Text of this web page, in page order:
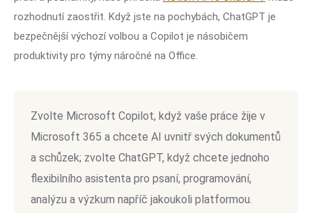
rozhodnutí zaostřit. Když jste na pochybách, ChatGPT je
bezpečnější výchozí volbou a Copilot je násobičem
produktivity pro týmy náročné na Office.
Zvolte Microsoft Copilot, když vaše práce žije v
Microsoft 365 a chcete AI uvnitř svých dokumentů
a schůzek; zvolte ChatGPT, když chcete jednoho
flexibilního asistenta pro psaní, programování,
analýzu a výzkum napříč jakoukoli platformou.